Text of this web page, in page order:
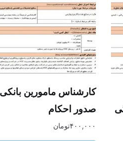
کارشناس مامورین
صدور احکام
۴۰۰,۰۰۰تومان